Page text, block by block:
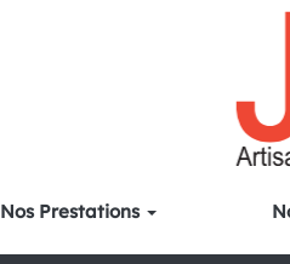
Nos Prestations